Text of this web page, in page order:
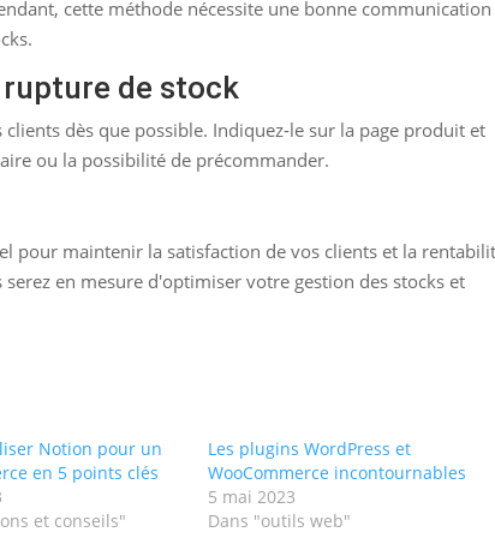
cette méthode nécessite une bonne communication
de stock
dès que possible. Indiquez-le sur la page produit et
ou la possibilité de précommander.
pour maintenir la satisfaction de vos clients et la
en mesure d'optimiser votre gestion des stocks et
Notion pour un
en 5 points clés
et conseils"
Les plugins WordPress et
WooCommerce incontournables
5 mai 2023
Dans "outils web"